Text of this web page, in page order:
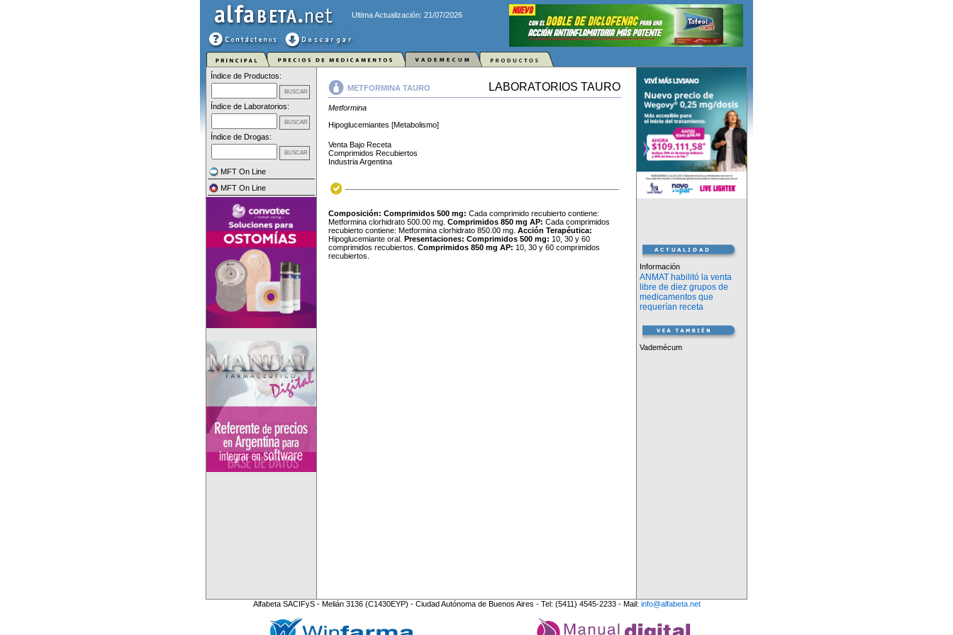
Ultima Actualización: 21/07/2026
Índice de Productos:
Índice de Laboratorios:
Índice de Drogas:
MFT On Line
MFT On Line
METFORMINA TAURO LABORATORIOS TAURO
Metformina
Hipoglucemiantes [Metabolismo]
Venta Bajo Receta
Comprimidos Recubiertos
Industria Argentina
Composición: Comprimidos 500 mg: Cada comprimido recubierto contiene:
Metformina clorhidrato 500.00 mg. Comprimidos 850 mg AP: Cada comprimidos
recubierto contiene: Metformina clorhidrato 850.00 mg. Acción Terapéutica:
Hipoglucemiante oral. Presentaciones: Comprimidos 500 mg: 10, 30 y 60
comprimidos recubiertos. Comprimidos 850 mg AP: 10, 30 y 60 comprimidos
recubiertos.
Información
ANMAT habilitó la venta
libre de diez grupos de
medicamentos que
requerían receta
Vademécum
Alfabeta SACIFyS - Melián 3136 (C1430EYP) - Ciudad Autónoma de Buenos Aires - Tel: (5411) 4545-2233 - Mail: info@alfabeta.net